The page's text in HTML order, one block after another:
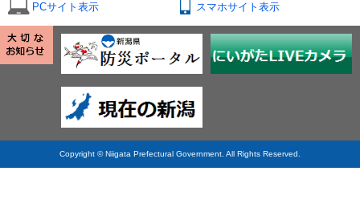
PCサイト表示 スマホサイト表示
Copyright © Niigata Prefectural Government. All Rights Reserved.